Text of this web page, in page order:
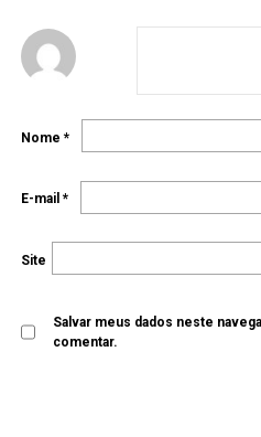
Nome *
E-mail *
Site
Salvar meus dados neste
comentar.